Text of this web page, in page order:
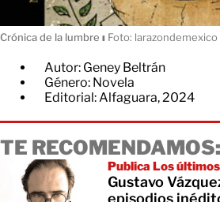
Crónica de la lumbre ı Foto: larazondemexico
Autor: Geney Beltrán
Género: Novela
Editorial: Alfaguara, 2024
TE RECOMENDAMOS:
Publica Los
Gustavo
episodios